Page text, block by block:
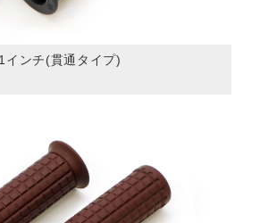
1インチ(貫通タイプ)